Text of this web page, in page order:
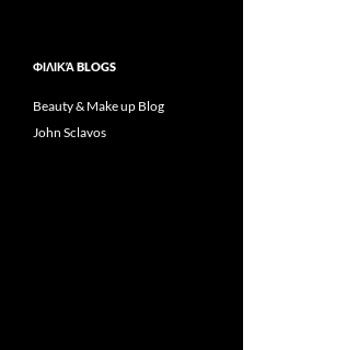
ΦΙΛΙΚΆ BLOGS
Beauty & Make up Blog
John Sclavos